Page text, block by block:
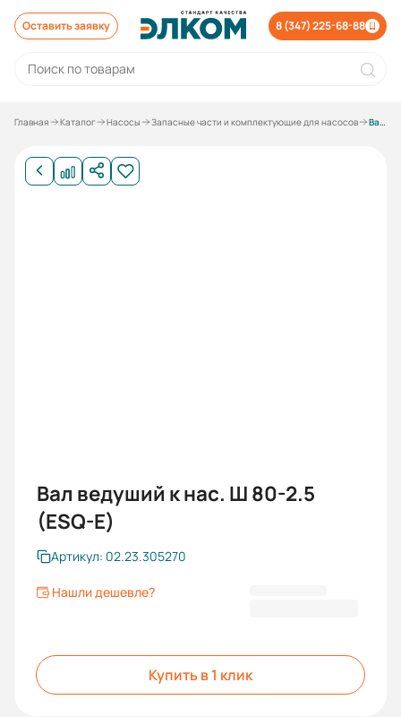
Оставить заявку 8 (347) 225-68-88
Главная Каталог Насосы Запасные части и комплектующие для насосов Вал ведуший к насосу Ш 80-2,5
Вал ведуший к нас. Ш 80-2.5
(ESQ-E)
Артикул: 02.23.305270
Нашли дешевле?
Купить в 1 клик